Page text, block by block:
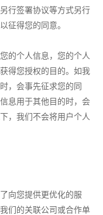
行签署协议等方式另行
征得您的同意。
的个人信息，您的个人
得您授权的目的。如我
，会事先征求您的同
息用于其他目的时，会
，我们不会将用户个人
向您提供更优化的服
们的关联公司或合作单